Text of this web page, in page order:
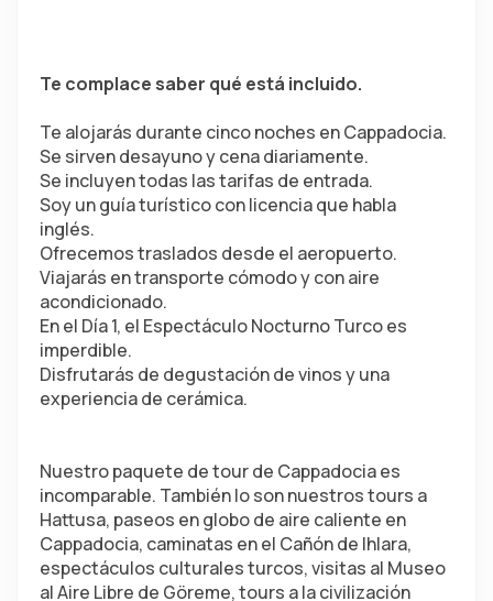
Te complace saber qué está incluido.
Te alojarás durante cinco noches en Cappadocia.
Se sirven desayuno y cena diariamente.
Se incluyen todas las tarifas de entrada.
Soy un guía turístico con licencia que habla
inglés.
Ofrecemos traslados desde el aeropuerto.
Viajarás en transporte cómodo y con aire
acondicionado.
En el Día 1, el Espectáculo Nocturno Turco es
imperdible.
Disfrutarás de degustación de vinos y una
experiencia de cerámica.
Nuestro paquete de tour de Cappadocia es
incomparable. También lo son nuestros tours a
Hattusa, paseos en globo de aire caliente en
Cappadocia, caminatas en el Cañón de Ihlara,
espectáculos culturales turcos, visitas al Museo
al Aire Libre de Göreme, tours a la civilización